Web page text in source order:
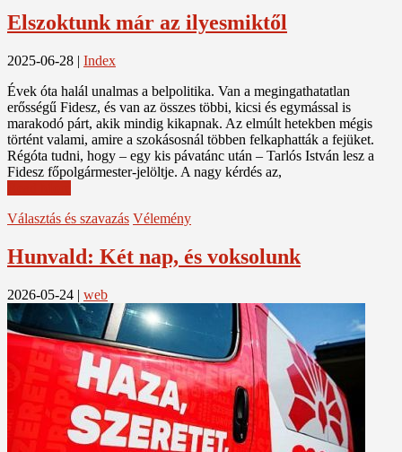
Elszoktunk már az ilyesmiktől
2025-06-28 | Index
Évek óta halál unalmas a belpolitika. Van a megingathatatlan
erősségű Fidesz, és van az összes többi, kicsi és egymással is
marakodó párt, akik mindig kikapnak. Az elmúlt hetekben mégis
történt valami, amire a szokásosnál többen felkaphatták a fejüket.
Régóta tudni, hogy – egy kis pávatánc után – Tarlós István lesz a
Fidesz főpolgármester-jelöltje. A nagy kérdés az,
Választás és szavazás Vélemény
Hunvald: Két nap, és voksolunk
2026-05-24 | web